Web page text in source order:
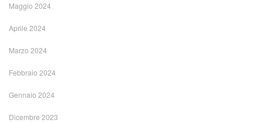
Maggio 2024
Aprile 2024
Marzo 2024
Febbraio 2024
Gennaio 2024
Dicembre 2023